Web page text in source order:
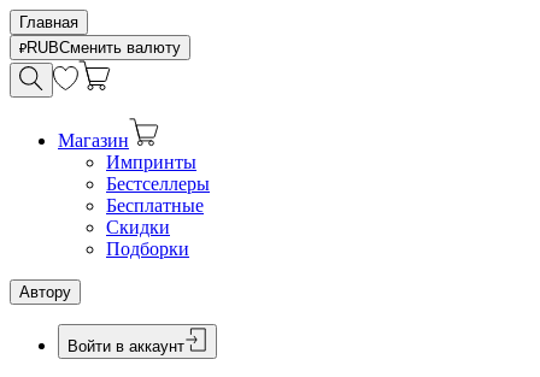
Главная
RUBСменить валюту
Магазин
Импринты
Бестселлеры
Бесплатные
Скидки
Подборки
Автору
Войти в аккаунт